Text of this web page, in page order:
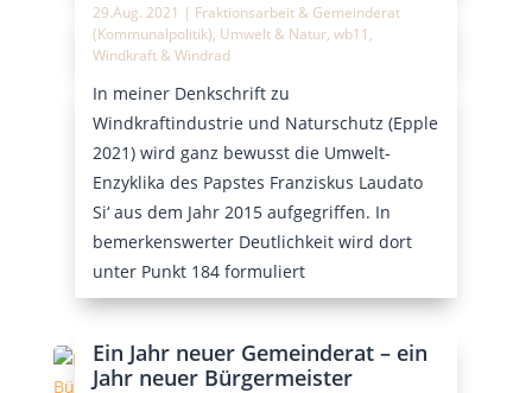
29.Aug. 2021 | Fraktionsarbeit & Gemeinderat
(Kommunalpolitik), Umwelt & Natur, wb11 ,
Windkraft & Windrad
In meiner Denkschrift zu
Windkraftindustrie und Naturschutz (Epple
2021) wird ganz bewusst die Umwelt-
Enzyklika des Papstes Franziskus Laudato
Si‘ aus dem Jahr 2015 aufgegriffen. In
bemerkenswerter Deutlichkeit wird dort
unter Punkt 184 formuliert
Ein Jahr neuer Gemeinderat – ein
Jahr neuer Bürgermeister